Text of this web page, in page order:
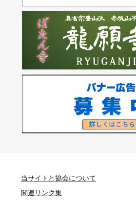
当サイトと協会について
関連リンク集